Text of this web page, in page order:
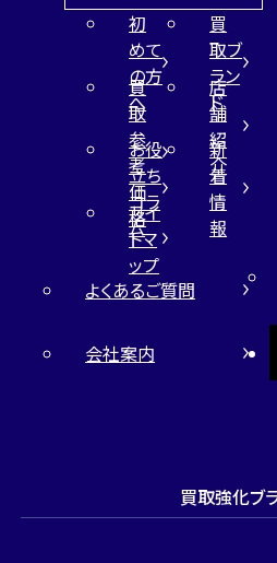
初
めて
の方
へ
買
取ブ
ラン
ド
買
取
参
考
価
格
店
舗
紹
介
お役
立ち
コラ
ム
新
着
情
報
サイ
トマ
ップ
よくあるご質問
会社案内
買取強化ブ